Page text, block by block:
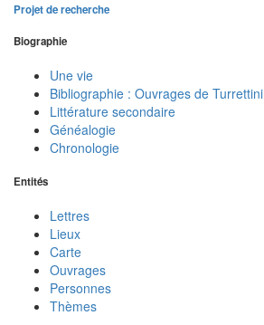
Projet de recherche
Biographie
Une vie
Bibliographie : Ouvrages de Turrettini
Littérature secondaire
Généalogie
Chronologie
Entités
Lettres
Lieux
Carte
Ouvrages
Personnes
Thèmes